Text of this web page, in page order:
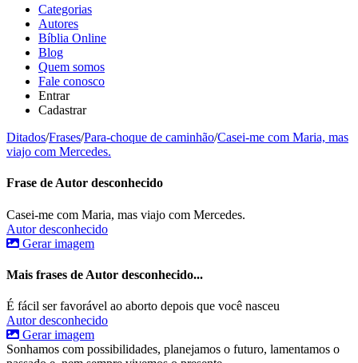
Categorias
Autores
Bíblia Online
Blog
Quem somos
Fale conosco
Entrar
Cadastrar
Ditados/Frases/Para-choque de caminhão/Casei-me com Maria, mas
viajo com Mercedes.
Frase de Autor desconhecido
Casei-me com Maria, mas viajo com Mercedes.
Autor desconhecido
Gerar imagem
Mais frases de Autor desconhecido...
É fácil ser favorável ao aborto depois que você nasceu
Autor desconhecido
Gerar imagem
Sonhamos com possibilidades, planejamos o futuro, lamentamos o